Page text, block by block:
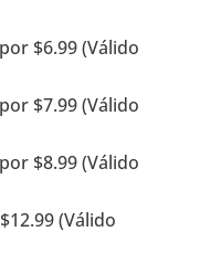
$6.99 (Válido
$7.99 (Válido
$8.99 (Válido
(Válido